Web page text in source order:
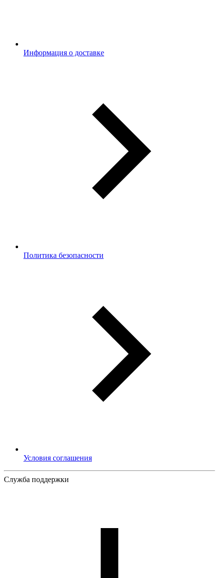
Информация о доставке
Политика безопасности
Условия соглашения
Служба поддержки